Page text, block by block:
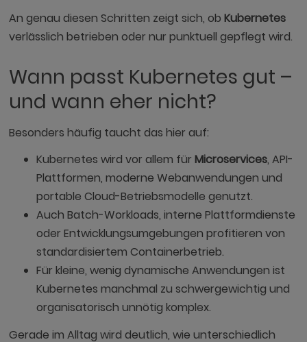
An genau diesen Schritten zeigt sich, ob Kubernetes
verlässlich betrieben oder nur punktuell gepflegt wird.
Wann passt Kubernetes gut –
und wann eher nicht?
Besonders häufig taucht das hier auf:
Kubernetes wird vor allem für Microservices, API-
Plattformen, moderne Webanwendungen und
portable Cloud-Betriebsmodelle genutzt.
Auch Batch-Workloads, interne Plattformdienste
oder Entwicklungsumgebungen profitieren von
standardisiertem Containerbetrieb.
Für kleine, wenig dynamische Anwendungen ist
Kubernetes manchmal zu schwergewichtig und
organisatorisch unnötig komplex.
Gerade im Alltag wird deutlich, wie unterschiedlich